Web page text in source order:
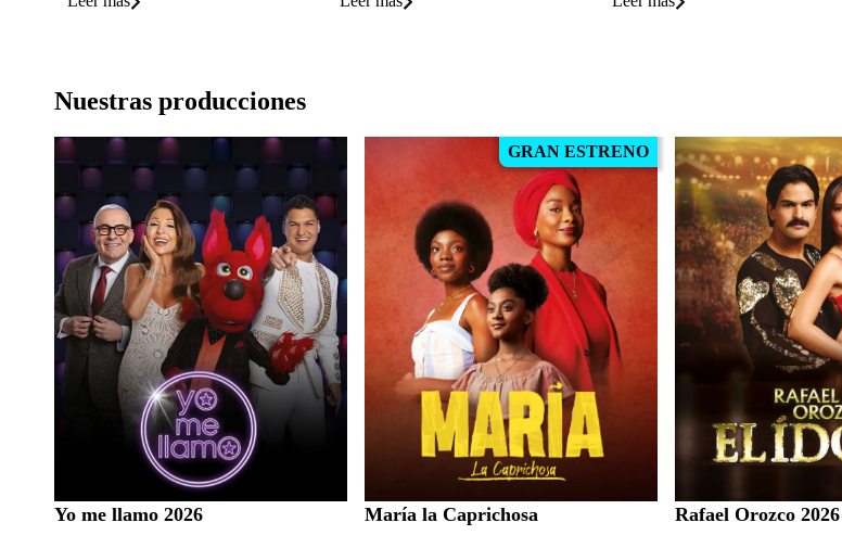
Nuestras producciones
Yo me llamo 2026 María la Caprichosa Rafael Orozco 2026
PUBLICIDAD